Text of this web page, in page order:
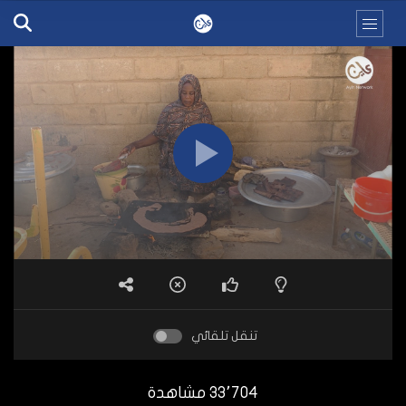
تنقل تلقائي
33٬704 مشاهدة